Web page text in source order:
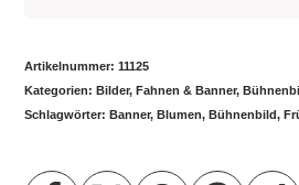
Artikelnummer: 11125
Kategorien: Bilder, Fahnen & Banner,
Schlagwörter: Banner, Blumen, Bühnenbild,